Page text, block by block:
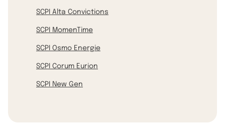
SCPI Alta Convictions
SCPI MomenTime
SCPI Osmo Energie
SCPI Corum Eurion
SCPI New Gen